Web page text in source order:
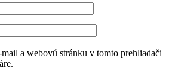
a webovú stránku v tomto prehliadači